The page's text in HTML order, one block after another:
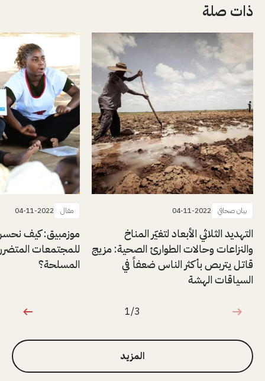
ذات صلة
بيان صحافي 04-11-2022
التهديد الثلاثي الأبعاد لتغيّر المناخ
والنزاعات وحالات الطوارئ الصحية: مزيج
قاتل يتربص بأكثر الناس ضعفاً في
السياقات الهشة
مقال 04-11-2022
موزمبيق: كيف
للمجتمعات
المسلحة؟
1 من 3
1/3
المزيد